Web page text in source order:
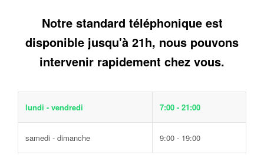
Notre standard téléphonique est
disponible jusqu'à 21h, nous pouvons
intervenir rapidement chez vous.
lundi - vendredi 7:00 - 21:00
samedi - dimanche 9:00 - 19:00